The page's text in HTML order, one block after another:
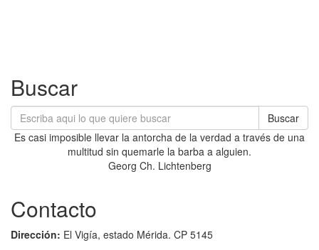
Buscar
Buscar
Es casi imposible llevar la antorcha de la verdad a través de una
multitud sin quemarle la barba a alguien.
Georg Ch. Lichtenberg
Contacto
Dirección: El Vigía, estado Mérida. CP 5145